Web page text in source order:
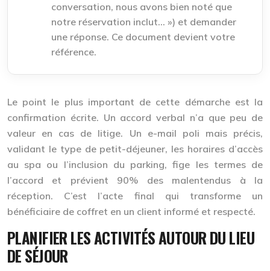
conversation, nous avons bien noté que
notre réservation inclut… ») et demander
une réponse. Ce document devient votre
référence.
Le point le plus important de cette démarche est la
confirmation écrite. Un accord verbal n’a que peu de
valeur en cas de litige. Un e-mail poli mais précis,
validant le type de petit-déjeuner, les horaires d’accès
au spa ou l’inclusion du parking, fige les termes de
l’accord et prévient 90% des malentendus à la
réception. C’est l’acte final qui transforme un
bénéficiaire de coffret en un client informé et respecté.
PLANIFIER LES ACTIVITÉS AUTOUR DU LIEU
DE SÉJOUR